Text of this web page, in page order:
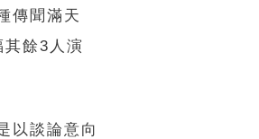
傳聞滿天
餘3人演
以談論意向